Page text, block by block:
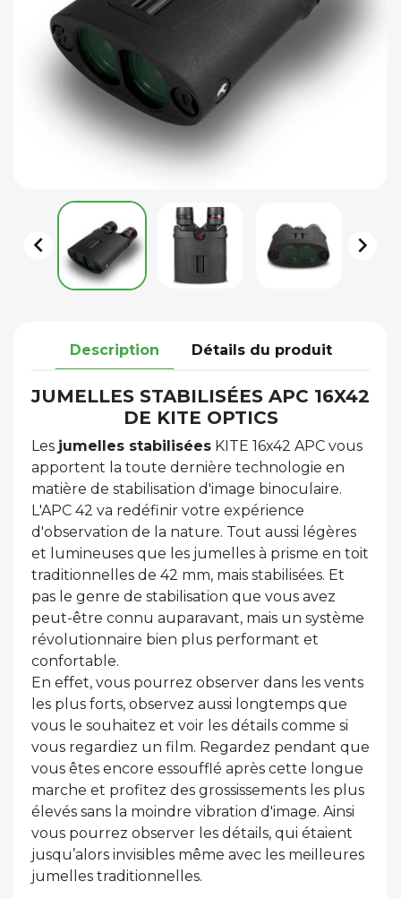
 
Description Détails du produit
JUMELLES STABILISÉES APC 16X42
DE KITE OPTICS
Les jumelles stabilisées KITE 16x42 APC vous
apportent la toute dernière technologie en
matière de stabilisation d'image binoculaire.
L'APC 42 va redéfinir votre expérience
d'observation de la nature. Tout aussi légères
et lumineuses que les jumelles à prisme en toit
traditionnelles de 42 mm, mais stabilisées. Et
pas le genre de stabilisation que vous avez
peut-être connu auparavant, mais un système
révolutionnaire bien plus performant et
confortable.
En effet, vous pourrez observer dans les vents
les plus forts, observez aussi longtemps que
vous le souhaitez et voir les détails comme si
vous regardiez un film. Regardez pendant que
vous êtes encore essoufflé après cette longue
marche et profitez des grossissements les plus
élevés sans la moindre vibration d'image. Ainsi
vous pourrez observer les détails, qui étaient
jusqu’alors invisibles même avec les meilleures
jumelles traditionnelles.